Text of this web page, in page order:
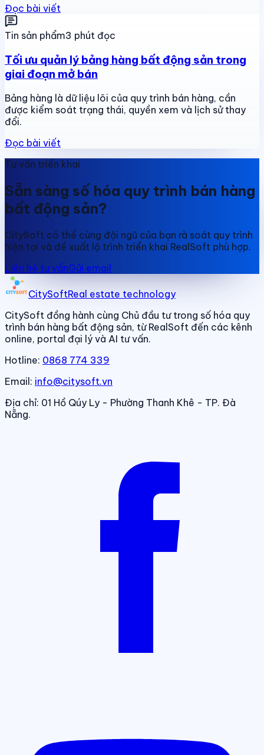
Đọc bài viết
Tin sản phẩm3 phút đọc
Tối ưu quản lý bảng hàng bất động sản trong
giai đoạn mở bán
Bảng hàng là dữ liệu lõi của quy trình bán hàng, cần
được kiểm soát trạng thái, quyền xem và lịch sử thay
đổi.
Đọc bài viết
Tư vấn triển khai
Sẵn sàng số hóa quy trình bán hàng
bất động sản?
CitySoft có thể cùng đội ngũ của bạn rà soát quy trình
hiện tại và đề xuất lộ trình triển khai RealSoft phù hợp.
Liên hệ tư vấnGửi email
CitySoftReal estate technology
CitySoft đồng hành cùng Chủ đầu tư trong số hóa quy
trình bán hàng bất động sản, từ RealSoft đến các kênh
online, portal đại lý và AI tư vấn.
Hotline: 0868 774 339
Email: info@citysoft.vn
Địa chỉ: 01 Hồ Qúy Ly - Phường Thanh Khê - TP. Đà
Nẵng.